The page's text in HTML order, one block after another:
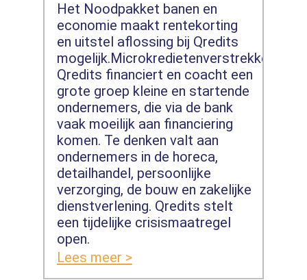
Het Noodpakket banen en
economie maakt rentekorting
en uitstel aflossing bij Qredits
mogelijk.Microkredietenverstrekker
Qredits financiert en coacht een
grote groep kleine en startende
ondernemers, die via de bank
vaak moeilijk aan financiering
komen. Te denken valt aan
ondernemers in de horeca,
detailhandel, persoonlijke
verzorging, de bouw en zakelijke
dienstverlening. Qredits stelt
een tijdelijke crisismaatregel
open.
Lees meer >